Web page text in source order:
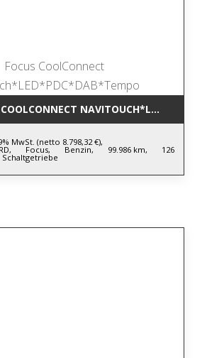
COOLCONNECT
MwSt. (netto 8.798,32 €),
Focus, Benzin, 99.986 km, 126
Schaltgetriebe